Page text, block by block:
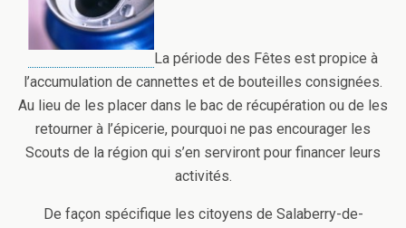
La période des Fêtes est propice à
l’accumulation de cannettes et de bouteilles consignées.
Au lieu de les placer dans le bac de récupération ou de les
retourner à l’épicerie, pourquoi ne pas encourager les
Scouts de la région qui s’en serviront pour financer leurs
activités.
De façon spécifique les citoyens de Salaberry-de-